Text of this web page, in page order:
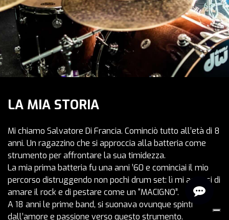
LA MIA STORIA
Mi chiamo Salvatore Di Francia. Cominciò tutto all’età di 8
anni. Un ragazzino che si approccia alla batteria come
strumento per affrontare la sua timidezza.
La mia prima batteria fu una anni ’60 e cominciai il mio
percorso distruggendo non pochi drum set: lì mi accorsi di
amare il rock e di pestare come un “MACIGNO”.
A 18 anni le prime band, si suonava ovunque spinti
dall’amore e passione verso questo strumento.